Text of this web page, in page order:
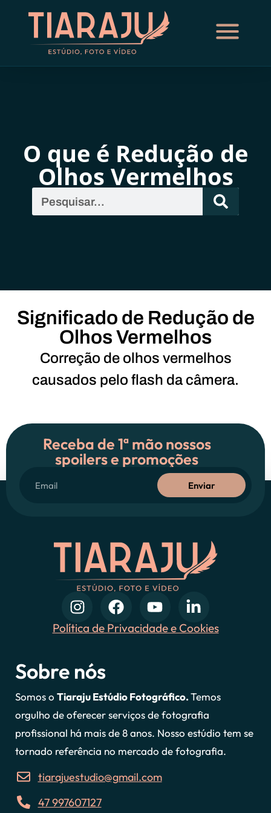
O que é Redução de
Olhos Vermelhos
Significado de Redução de
Olhos Vermelhos
Correção de olhos vermelhos
causados pelo flash da câmera.
Receba de 1ª mão nossos
spoilers e promoções
Enviar
Política de Privacidade e Cookies
Sobre nós
Somos o Tiaraju Estúdio Fotográfico.Temos
orgulho de oferecer serviços de fotografia
profissional há mais de 8 anos. Nosso estúdio tem se
tornado referência no mercado de fotografia.
tiarajuestudio@gmail.com
47 997607127